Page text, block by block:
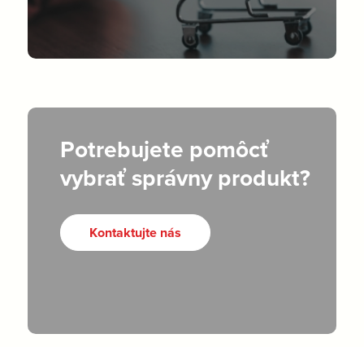
Potrebujete pomôcť
vybrať správny produkt?
Kontaktujte nás